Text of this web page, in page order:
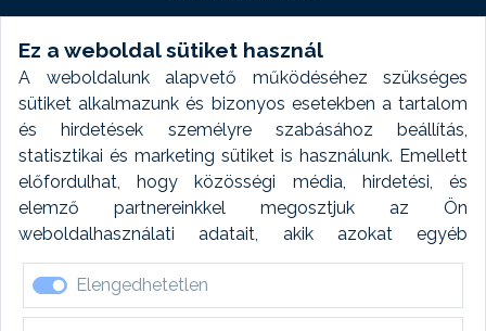
Ez a weboldal sütiket használ
A weboldalunk alapvető működéséhez szükséges
sütiket alkalmazunk és bizonyos esetekben a tartalom
és hirdetések személyre szabásához beállítás,
statisztikai és marketing sütiket is használunk. Emellett
előfordulhat, hogy közösségi média, hirdetési, és
elemző partnereinkkel megosztjuk az Ön
weboldalhasználati adatait, akik azokat egyéb
forrásokból gyűjtött adatokkal kombinálhatják. A sütik
elfogadásával kapcsolatosan naplózást végzünk és
ezen adatokat 6 hónap után automatikusan töröljük. A
Elengedhetetlen
Weboldal modul
Fényképtár extra modul
Autómosó modul
Feladatütemezés